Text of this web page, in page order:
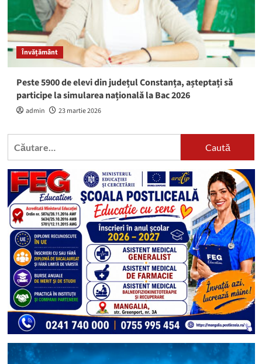
Învățământ
Peste 5900 de elevi din județul Constanța, așteptați să
participe la simularea națională la Bac 2026
admin 23 martie 2026
Caută